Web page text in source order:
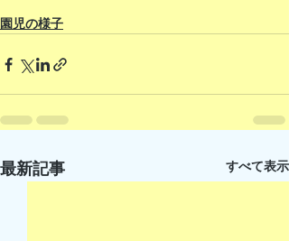
園児の様子
最新記事 すべて表示